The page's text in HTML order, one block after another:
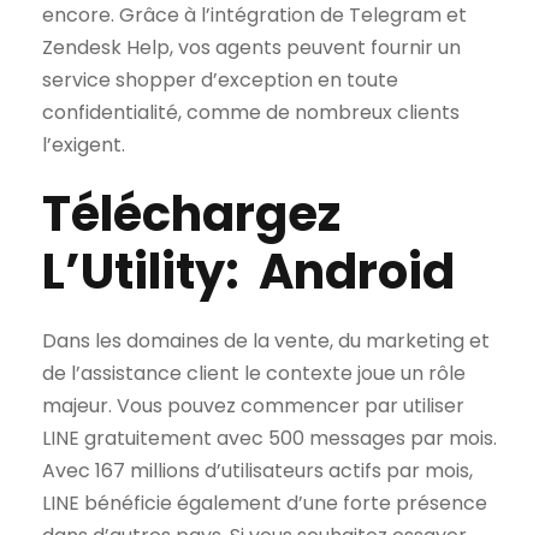
encore. Grâce à l’intégration de Telegram et
Zendesk Help, vos agents peuvent fournir un
service shopper d’exception en toute
confidentialité, comme de nombreux clients
l’exigent.
Téléchargez
L’Utility: Android
Dans les domaines de la vente, du marketing et
de l’assistance client le contexte joue un rôle
majeur. Vous pouvez commencer par utiliser
LINE gratuitement avec 500 messages par mois.
Avec 167 millions d’utilisateurs actifs par mois,
LINE bénéficie également d’une forte présence